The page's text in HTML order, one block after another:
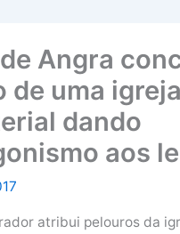
Angra
de uma igreja
dando
aos
atribui pelouros da